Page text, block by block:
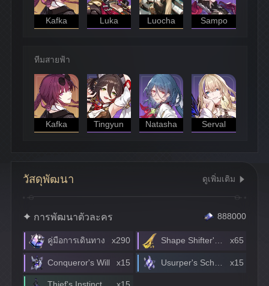
Kafka Luka Luocha Sampo
ทีมสายฟ้า
Kafka Tingyun Natasha Serval
วัสดุพัฒนา ดูเพิ่มเติม
การพัฒนาตัวละคร 888000
คู่มือการเดินทาง x290 x65
Conqueror's Will x15 x15